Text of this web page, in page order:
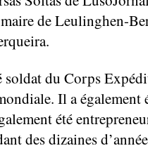
de Leulinghen-
soldat du Corps
Il a également
été
des dizaines